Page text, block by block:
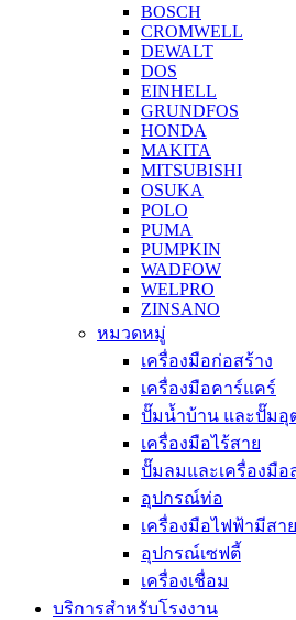
BOSCH
CROMWELL
DEWALT
DOS
EINHELL
GRUNDFOS
HONDA
MAKITA
MITSUBISHI
OSUKA
POLO
PUMA
PUMPKIN
WADFOW
WELPRO
ZINSANO
หมวดหมู่
เครื่องมือก่อสร้าง
เครื่องมือคาร์แคร์
ปั๊มน้ำบ้าน และปั๊มอุ
เครื่องมือไร้สาย
ปั๊มลมและเครื่องมือ
อุปกรณ์ท่อ
เครื่องมือไฟฟ้ามีสาย
อุปกรณ์เซฟตี้
เครื่องเชื่อม
บริการสำหรับโรงงาน